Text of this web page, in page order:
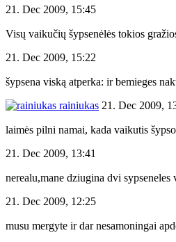
21. Dec 2009, 15:45
Visų vaikučių šypsenėlės tokios
21. Dec 2009, 15:22
šypsena viską atperka: ir bemieges
rainiukas 21. Dec 2009,
laimės pilni namai, kada vaikutis
21. Dec 2009, 13:41
nerealu,mane dziugina dvi sypseneles
21. Dec 2009, 12:25
musu mergyte ir dar nesamoningai